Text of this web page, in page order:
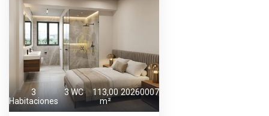
3
Habitaciones
3 WC
113,00
m²
20260007